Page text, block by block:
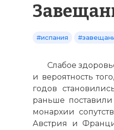
#испания
Слабое
и вероятность
годов
раньше
монархии
Австрия и